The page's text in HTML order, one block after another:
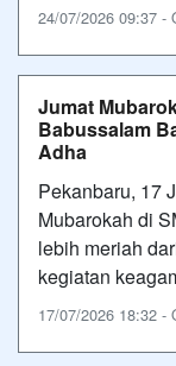
24/07/2026 09:37 -
Jumat
Babussalam
Adha
Pekanbaru, 17
Mubarokah di
lebih meriah
kegiatan
17/07/2026 18:32 -